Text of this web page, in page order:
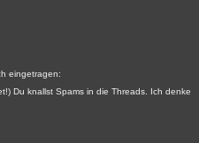
eingetragen:
Du knallst Spams in die Threads. Ich denke